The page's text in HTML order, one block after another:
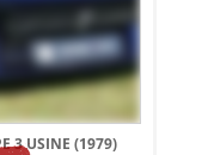
3 USINE (1979)